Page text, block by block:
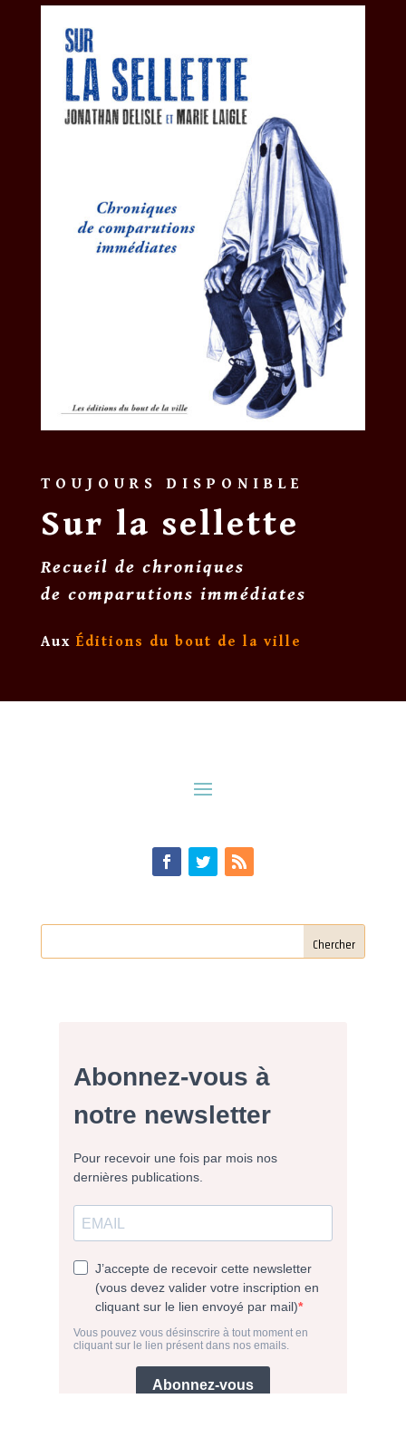
TOUJOURS DISPONIBLE
Sur la sellette
Recueil de chroniques
de comparutions immédiates
Aux Éditions du bout de la ville